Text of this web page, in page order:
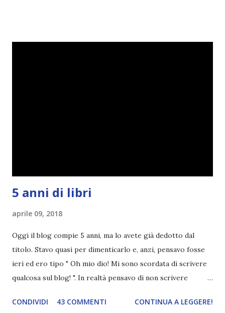
5 anni di libri
aprile 09, 2018
Oggi il blog compie 5 anni, ma lo avete già dedotto dal
titolo. Stavo quasi per dimenticarlo e, anzi, pensavo fosse
ieri ed ero tipo " Oh mio dio! Mi sono scordata di scrivere
qualcosa sul blog! ". In realtà pensavo di non scrivere
diventando un po' come i miei compleanni. Semplicemente
CONDIVIDI 43 COMMENTI CONTINUA A LEGGERE!